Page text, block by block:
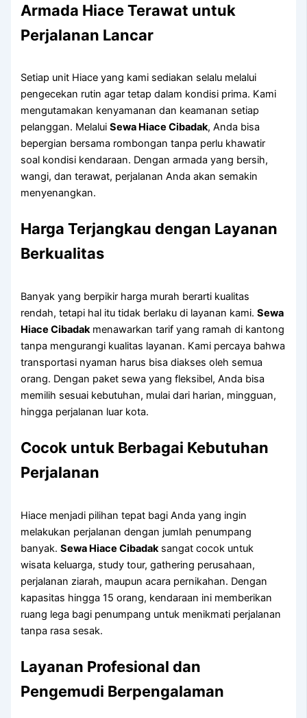
Armada Hiace Terawat untuk
Perjalanan Lancar
Setiap unit Hiace yang kami sediakan selalu melalui
pengecekan rutin agar tetap dalam kondisi prima. Kami
mengutamakan kenyamanan dan keamanan setiap
pelanggan. MelaluiSewa Hiace Cibadak, Anda bisa
bepergian bersama rombongan tanpa perlu khawatir
soal kondisi kendaraan. Dengan armada yang bersih,
wangi, dan terawat, perjalanan Anda akan semakin
menyenangkan.
Harga Terjangkau dengan Layanan
Berkualitas
Banyak yang berpikir harga murah berarti kualitas
rendah, tetapi hal itu tidak berlaku di layanan kami.Sewa
Hiace Cibadakmenawarkan tarif yang ramah di kantong
tanpa mengurangi kualitas layanan. Kami percaya bahwa
transportasi nyaman harus bisa diakses oleh semua
orang. Dengan paket sewa yang fleksibel, Anda bisa
memilih sesuai kebutuhan, mulai dari harian, mingguan,
hingga perjalanan luar kota.
Cocok untuk Berbagai Kebutuhan
Perjalanan
Hiace menjadi pilihan tepat bagi Anda yang ingin
melakukan perjalanan dengan jumlah penumpang
banyak.Sewa Hiace Cibadaksangat cocok untuk
wisata keluarga, study tour, gathering perusahaan,
perjalanan ziarah, maupun acara pernikahan. Dengan
kapasitas hingga 15 orang, kendaraan ini memberikan
ruang lega bagi penumpang untuk menikmati perjalanan
tanpa rasa sesak.
Layanan Profesional dan
Pengemudi Berpengalaman